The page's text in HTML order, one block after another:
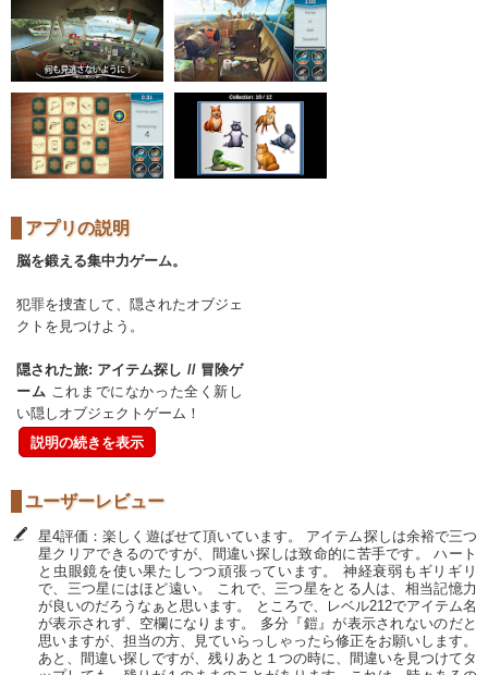
アプリの説明
脳を鍛える集中力ゲーム。
犯罪を捜査して、隠されたオブジェ
クトを見つけよう。
隠された旅: アイテム探し // 冒険ゲ
ーム これまでになかった全く新し
い隠しオブジェクトゲーム！
説明の続きを表示
ユーザーレビュー
星4評価：楽しく遊ばせて頂いています。 アイテム探しは余裕で三つ
星クリアできるのですが、間違い探しは致命的に苦手です。 ハート
と虫眼鏡を使い果たしつつ頑張っています。 神経衰弱もギリギリ
で、三つ星にはほど遠い。 これで、三つ星をとる人は、相当記憶力
が良いのだろうなぁと思います。 ところで、レベル212でアイテム名
が表示されず、空欄になります。 多分『鎧』が表示されないのだと
思いますが、担当の方、見ていらっしゃったら修正をお願いします。
あと、間違い探しですが、残りあと１つの時に、間違いを見つけてタ